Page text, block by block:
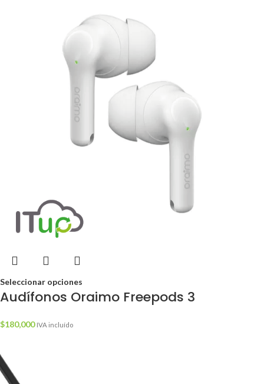
Seleccionar opciones
Audífonos Oraimo Freepods 3
$180,000 IVA incluído